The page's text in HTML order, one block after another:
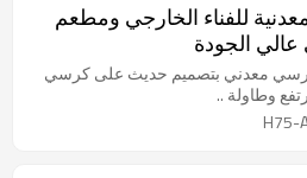
للفناء الخارجي ومطعم
الجودة
معدني بتصميم حديث على كرسي
وطاولة ..